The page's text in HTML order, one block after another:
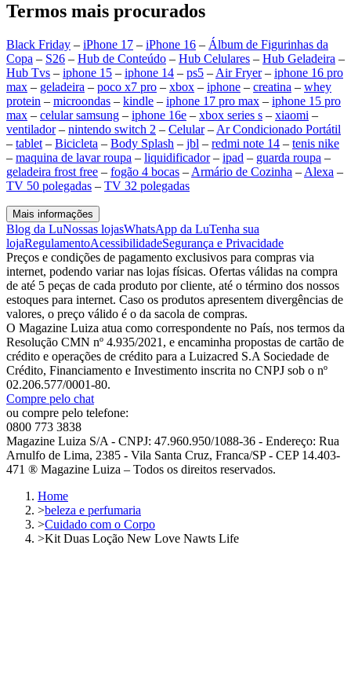
Termos mais procurados
Black Friday – iPhone 17 – iPhone 16 – Álbum de Figurinhas da
Copa – S26 – Hub de Conteúdo – Hub Celulares – Hub Geladeira –
Hub Tvs – iphone 15 – iphone 14 – ps5 – Air Fryer– iphone 16 pro
max – geladeira – poco x7 pro – xbox – iphone – creatina – whey
protein – microondas – kindle – iphone 17 pro max – iphone 15 pro
max – celular samsung – iphone 16e – xbox series s – xiaomi –
ventilador– nintendo switch 2 – Celular– Ar Condicionado Portátil
– tablet – Bicicleta – Body Splash – jbl – redmi note 14 – tenis nike
– maquina de lavar roupa – liquidificador– ipad – guarda roupa –
geladeira frost free – fogão 4 bocas – Armário de Cozinha – Alexa –
TV 50 polegadas – TV 32 polegadas
Mais informações
Blog da LuNossas lojasWhatsApp da LuTenha sua
lojaRegulamentoAcessibilidadeSegurança e Privacidade
Preços e condições de pagamento exclusivos para compras via
internet, podendo variar nas lojas físicas. Ofertas válidas na compra
de até 5 peças de cada produto por cliente, até o término dos nossos
estoques para internet. Caso os produtos apresentem divergências de
valores, o preço válido é o da sacola de compras.
O Magazine Luiza atua como correspondente no País, nos termos da
Resolução CMN nº 4.935/2021, e encaminha propostas de cartão de
crédito e operações de crédito para a Luizacred S.A Sociedade de
Crédito, Financiamento e Investimento inscrita no CNPJ sob o nº
02.206.577/0001-80.
Compre pelo chat
ou compre pelo telefone:
0800 773 3838
Magazine Luiza S/A - CNPJ: 47.960.950/1088-36 - Endereço: Rua
Arnulfo de Lima, 2385 - Vila Santa Cruz, Franca/SP - CEP 14.403-
471 ® Magazine Luiza – Todos os direitos reservados.
Home
>beleza e perfumaria
>Cuidado com o Corpo
>Kit Duas Loção New Love Nawts Life